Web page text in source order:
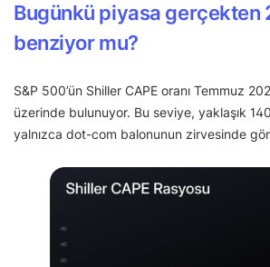
Bugünkü piyasa gerçekten
benziyor mu?
S&P 500’ün Shiller CAPE oranı Temmuz
üzerinde bulunuyor. Bu seviye, yaklaşık
yalnızca dot-com balonunun zirvesinde